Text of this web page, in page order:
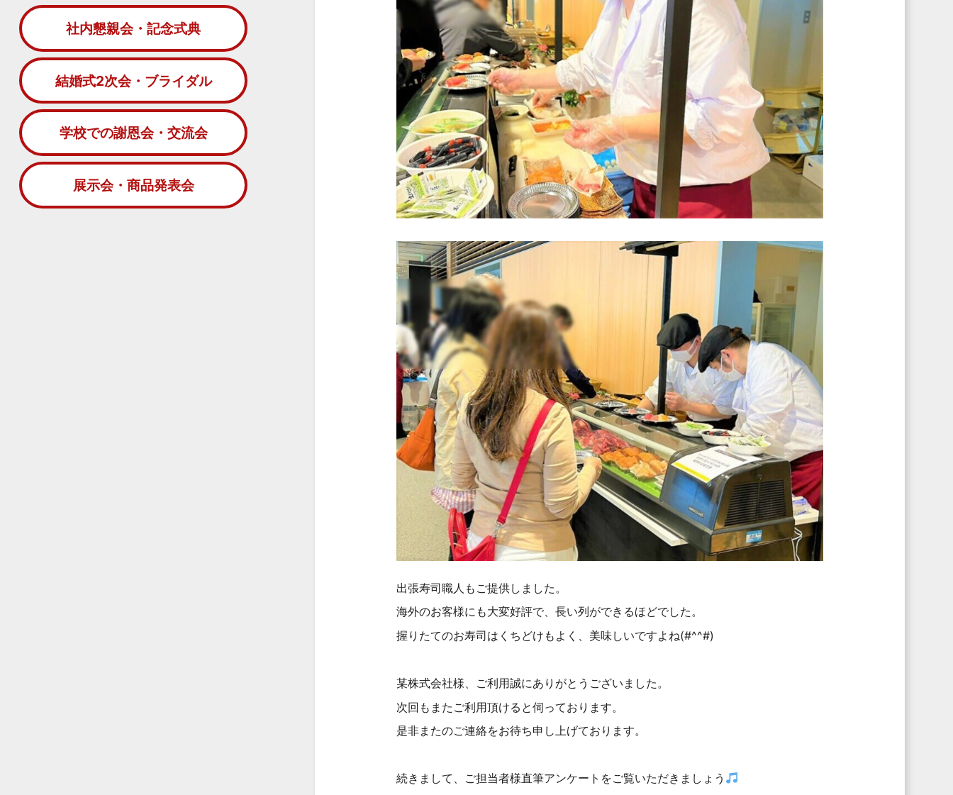
出張寿司職人もご提供しました。
海外のお客様にも大変好評で、長い列ができるほどでした。
握りたてのお寿司はくちどけもよく、美味しいですよね(#^^#)
某株式会社様、ご利用誠にありがとうございました。
次回もまたご利用頂けると伺っております。
是非またのご連絡をお待ち申し上げております。
続きまして、ご担当者様直筆アンケートをご覧いただきましょう
社内懇親会・記念式典
結婚式2次会・ブライダル
学校での謝恩会・交流会
展示会・商品発表会